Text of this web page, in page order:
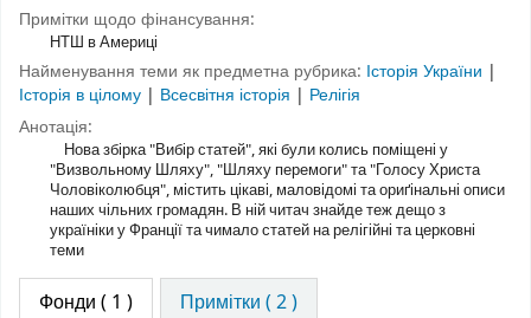
Примітки щодо фінансування:
НТШ в Америці
Найменування теми як предметна рубрика: Історія України |
Історія в цілому | Всесвітня історія | Релігія
Анотація:
Нова збірка "Вибір статей", які були колись поміщені у
"Визвольному Шляху", "Шляху перемоги" та "Голосу Христа
Чоловіколюбця", містить цікаві, маловідомі та ориґінальні описи
наших чільних громадян. В ній читач знайде теж дещо з
україніки у Франції та чимало статей на релігійні та церковні
теми
Фонди ( 1 ) Примітки ( 2 )